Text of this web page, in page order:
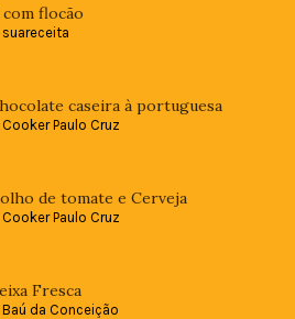
flocão
caseira à portuguesa
Paulo Cruz
de tomate e Cerveja
Paulo Cruz
Fresca
da Conceição